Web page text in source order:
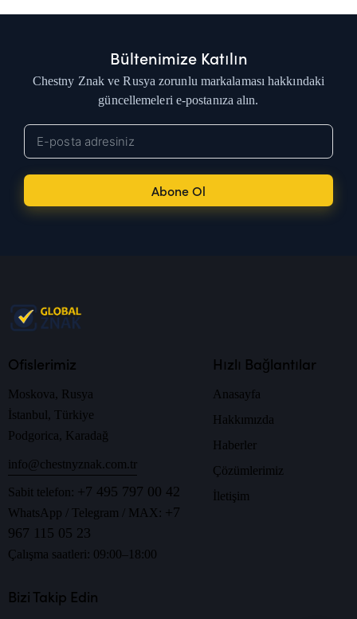
Bültenimize Katılın
Chestny Znak ve Rusya zorunlu markalaması hakkındaki
güncellemeleri e-postanıza alın.
Abone Ol
Ofislerimiz
Moskova, Rusya
İstanbul, Türkiye
Podgorica, Karadağ
info@chestnyznak.com.tr
Sabit telefon: +7 495 797 00 42
WhatsApp / Telegram / MAX: +7
967 115 05 23
Çalışma saatleri: 09:00–18:00
Hızlı Bağlantılar
Anasayfa
Hakkımızda
Haberler
Çözümlerimiz
İletişim
Bizi Takip Edin